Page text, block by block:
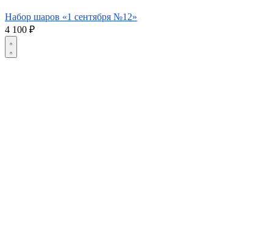
Набор шаров «1 сентября №12»
4 100 ₽